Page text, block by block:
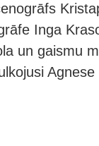
Inga
un gaismu